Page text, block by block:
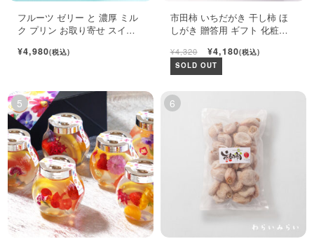
フルーツ ゼリー と 濃厚 ミル
ク プリン お取り寄せ スイー
¥4,980(税込)
市田柿 いちだがき 干し柿 ほ
しがき 贈答用 ギフト 化粧箱
¥4,320 ¥4,180(税込)
SOLD OUT